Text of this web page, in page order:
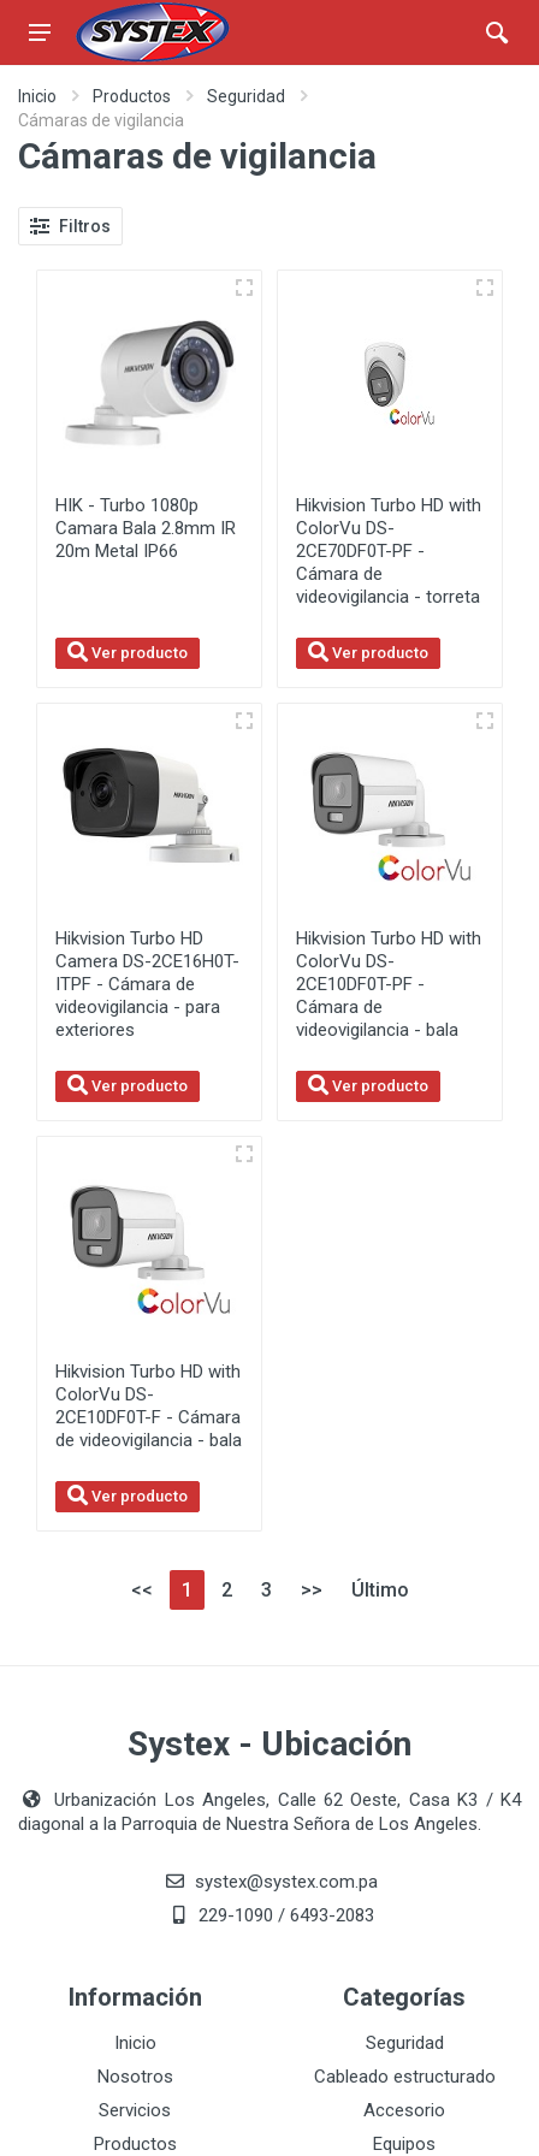
Inicio Productos
Seguridad
Cámaras de vigilancia
Cámaras de vigilancia
Filtros
HIK - Turbo 1080p
Camara Bala 2.8mm IR
20m Metal IP66
Ver producto
Hikvision Turbo HD with
ColorVu DS-
2CE70DF0T-PF -
Cámara de
videovigilancia - torreta
Ver producto
Hikvision Turbo HD
Camera DS-2CE16H0T-
ITPF - Cámara de
videovigilancia - para
exteriores
Ver producto
Hikvision Turbo HD with
ColorVu DS-
2CE10DF0T-PF -
Cámara de
videovigilancia - bala
Ver producto
Hikvision Turbo HD with
ColorVu DS-
2CE10DF0T-F - Cámara
de videovigilancia - bala
Ver producto
<< 1 2 3 >> Último
Systex - Ubicación
Urbanización Los Angeles, Calle 62 Oeste, Casa K3 / K4
diagonal a la Parroquia de Nuestra Señora de Los Angeles.
systex@systex.com.pa
229-1090 / 6493-2083
Información
Inicio
Nosotros
Servicios
Productos
Categorías
Seguridad
Cableado estructurado
Accesorio
Equipos